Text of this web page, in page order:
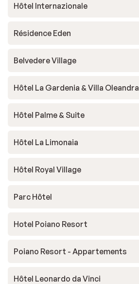
Hôtel Internazionale
Résidence Eden
Belvedere Village
Hôtel La Gardenia & Villa Oleandra
Hôtel Palme & Suite
Hôtel La Limonaia
Hôtel Royal Village
Parc Hôtel
Hotel Poiano Resort
Poiano Resort - Appartements
Hôtel Leonardo da Vinci